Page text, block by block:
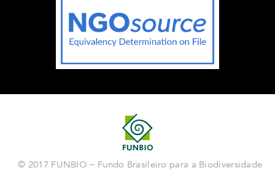
© 2017 FUNBIO – Fundo Brasileiro para a Biodiversidade